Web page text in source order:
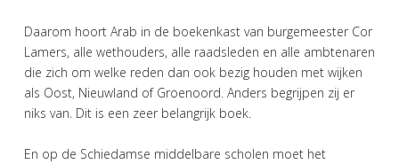
Daarom hoort Arab in de boekenkast van burgemeester Cor
Lamers, alle wethouders, alle raadsleden en alle ambtenaren
die zich om welke reden dan ook bezig houden met wijken
als Oost, Nieuwland of Groenoord. Anders begrijpen zij er
niks van. Dit is een zeer belangrijk boek.
En op de Schiedamse middelbare scholen moet het